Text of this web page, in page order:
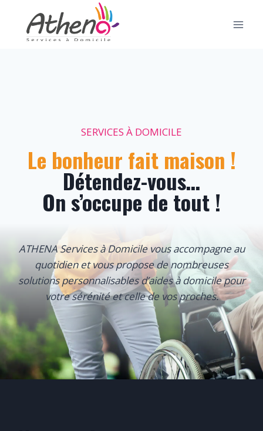
contenu
SERVICES À DOMICILE
Le bonheur fait maison !
Détendez-vous…
On s’occupe de tout !
ATHENA Services à Domicile vous accompagne au
quotidien et vous propose de nombreuses
solutions personnalisables d’aides à domicile pour
votre sérénité et celle de vos proches.